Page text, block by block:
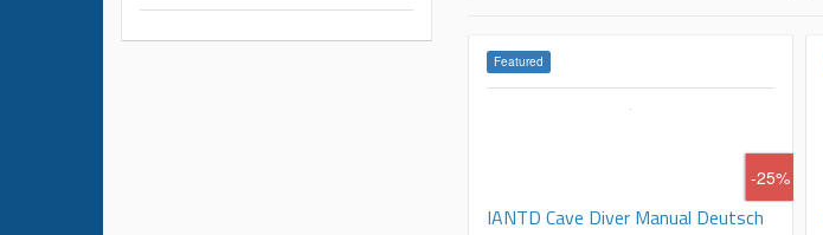
Featured
-25%
IANTD Cave Diver Manual Deutsch